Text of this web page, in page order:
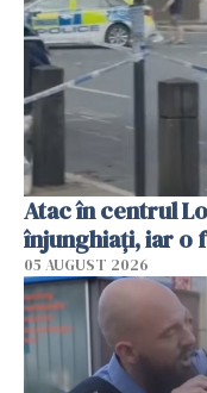
Atac în centrul
înjunghiați, iar o
05 AUGUST 2026